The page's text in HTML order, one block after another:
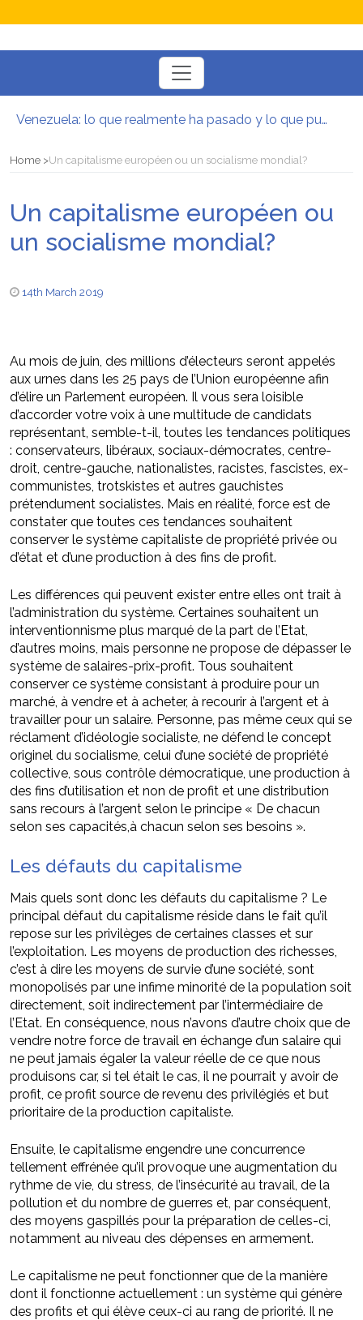
Toggle
navigation
Venezuela: lo que realmente ha pasado y lo que puede venir
El mito de la hoz y el martillo
Postura oportunista trotskista
Home Un capitalisme européen ou un socialisme mondial?
Un capitalisme européen ou
un socialisme mondial?
14th March 2019
Au mois de juin, des millions d’électeurs seront appelés
aux urnes dans les 25 pays de l’Union européenne afin
d’élire un Parlement européen. Il vous sera loisible
d’accorder votre voix à une multitude de candidats
représentant, semble-t-il, toutes les tendances politiques
: conservateurs, libéraux, sociaux-démocrates, centre-
droit, centre-gauche, nationalistes, racistes, fascistes, ex-
communistes, trotskistes et autres gauchistes
prétendument socialistes. Mais en réalité, force est de
constater que toutes ces tendances souhaitent
conserver le système capitaliste de propriété privée ou
d’état et d’une production à des fins de profit.
Les différences qui peuvent exister entre elles ont trait à
l’administration du système. Certaines souhaitent un
interventionnisme plus marqué de la part de l’Etat,
d’autres moins, mais personne ne propose de dépasser le
système de salaires-prix-profit. Tous souhaitent
conserver ce système consistant à produire pour un
marché, à vendre et à acheter, à recourir à l’argent et à
travailler pour un salaire. Personne, pas même ceux qui se
réclament d’idéologie socialiste, ne défend le concept
originel du socialisme, celui d’une société de propriété
collective, sous contrôle démocratique, une production à
des fins d’utilisation et non de profit et une distribution
sans recours à l’argent selon le principe « De chacun
selon ses capacités,à chacun selon ses besoins ».
Les défauts du capitalisme
Mais quels sont donc les défauts du capitalisme ? Le
principal défaut du capitalisme réside dans le fait qu’il
repose sur les privilèges de certaines classes et sur
l’exploitation. Les moyens de production des richesses,
c’est à dire les moyens de survie d’une société, sont
monopolisés par une infime minorité de la population soit
directement, soit indirectement par l’intermédiaire de
l’Etat. En conséquence, nous n’avons d’autre choix que de
vendre notre force de travail en échange d’un salaire qui
ne peut jamais égaler la valeur réelle de ce que nous
produisons car, si tel était le cas, il ne pourrait y avoir de
profit, ce profit source de revenu des privilégiés et but
prioritaire de la production capitaliste.
Ensuite, le capitalisme engendre une concurrence
tellement effrénée qu’il provoque une augmentation du
rythme de vie, du stress, de l’insécurité au travail, de la
pollution et du nombre de guerres et, par conséquent,
des moyens gaspillés pour la préparation de celles-ci,
notamment au niveau des dépenses en armement.
Le capitalisme ne peut fonctionner que de la manière
dont il fonctionne actuellement : un système qui génère
des profits et qui élève ceux-ci au rang de priorité. Il ne